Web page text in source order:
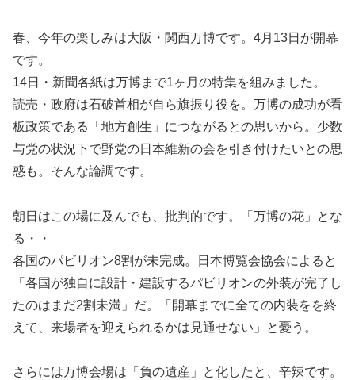
春、今年の楽しみは大阪・関西万博です。4月13日が開幕
です。
14日・新聞各紙は万博まで1ヶ月の特集を組みました。
読売・政府は石破首相が自ら旗振り役を。万博の成功が看
板政策である「地方創生」につながるとの思いから。少数
与党の状況下で野党の日本維新の会を引き付けたいとの思
惑も。そんな論調です。
朝日はこの場に及んでも、批判的です。「万博の花」とな
る・・
各国のパビリオン8割が未完成。日本博覧会協会によると
「各国が独自に設計・建設するパビリオンの外装が完了し
たのはまだ2割未満」だ。「開幕までに全ての内装をを終
えて、来場者を迎えられるかは見通せない」と憂う。
さらには万博会場は「負の遺産」と化したと、辛辣です。